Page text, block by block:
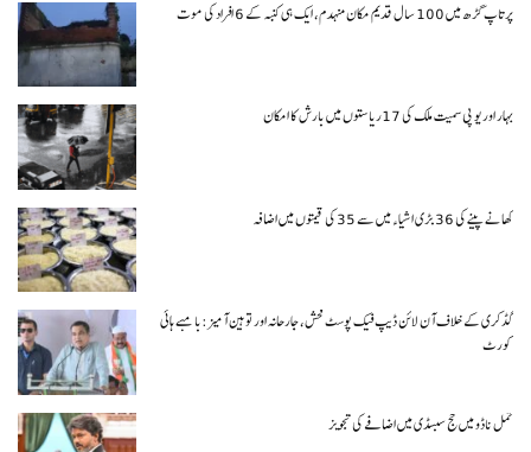
پرتاپ گڑھ میں 100 سال قدیم مکان منہدم، ایک ہی کنبہ کے 6 افراد کی موت
بہار اور یو پی سمیت ملک کی 17ریاستوں میں بارش کا امکان
کھانے پینے کی 36 بڑی اشیاء میں سے 35 کی قیمتوں میں اضافہ
گڈکری کے خلاف آن لائن ڈیپ فیک پوسٹ فحش، جارحانہ اور توہین آمیز:بامبے ہائی
کورٹ
تمل ناڈو میں حج سبسڈی میں اضافے کی تجویز